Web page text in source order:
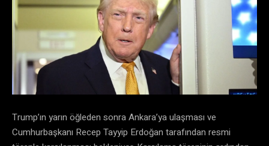
Trump’ın yarın öğleden sonra Ankara’ya ulaşması ve
Cumhurbaşkanı Recep Tayyip Erdoğan tarafından resmi